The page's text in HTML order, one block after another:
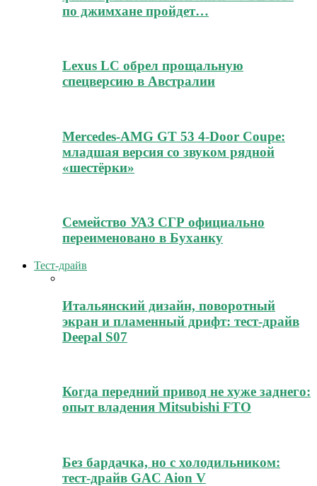
по джимхане пройдет…
Lexus LC обрел прощальную
спецверсию в Австралии
Mercedes-AMG GT 53 4-Door Coupe:
младшая версия со звуком рядной
«шестёрки»
Семейство УАЗ СГР официально
переименовано в Буханку
Тест-драйв
Итальянский дизайн, поворотный
экран и пламенный дрифт: тест-драйв
Deepal S07
Когда передний привод не хуже заднего:
опыт владения Mitsubishi FTO
Без бардачка, но с холодильником:
тест-драйв GAC Aion V